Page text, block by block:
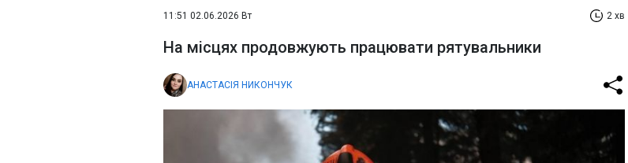
11:51 02.06.2026 Вт 2 хв
На місцях продовжують працювати рятувальники
АНАСТАСІЯ НИКОНЧУК